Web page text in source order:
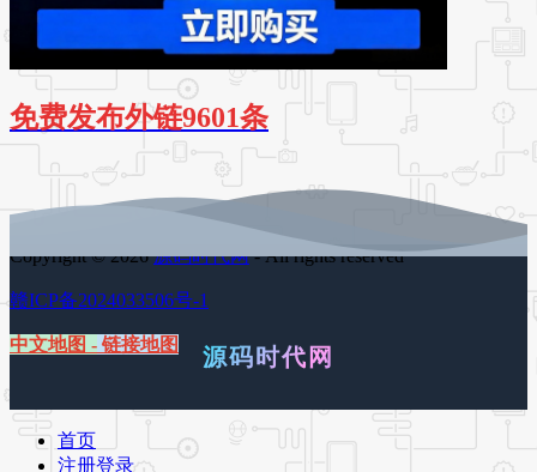
免费发布外链9601条
Copyright © 2026源码时代网- All rights reserved
赣ICP备2024033506号-1
中文地图 - 链接地图 源码时代网
首页
注册登录